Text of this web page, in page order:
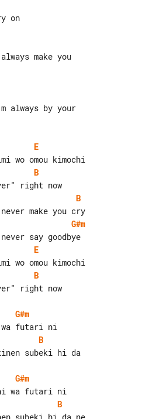
on
E
B
B
G#m
E
B
right now
G#m
B
subeki hi da
G#m
B